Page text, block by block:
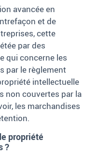
avancée en
et de
cette
par des
qui concerne les
par le règlement
intellectuelle
non couvertes par la
les marchandises
propriété
?